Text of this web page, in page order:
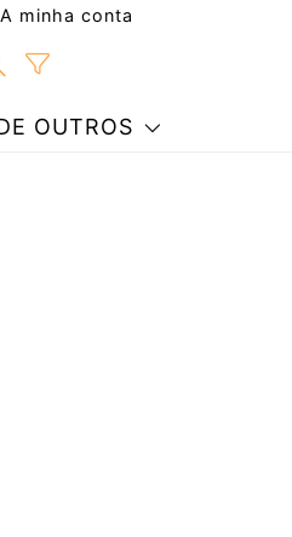
A minha conta
OUTROS
receita
Compartilhe